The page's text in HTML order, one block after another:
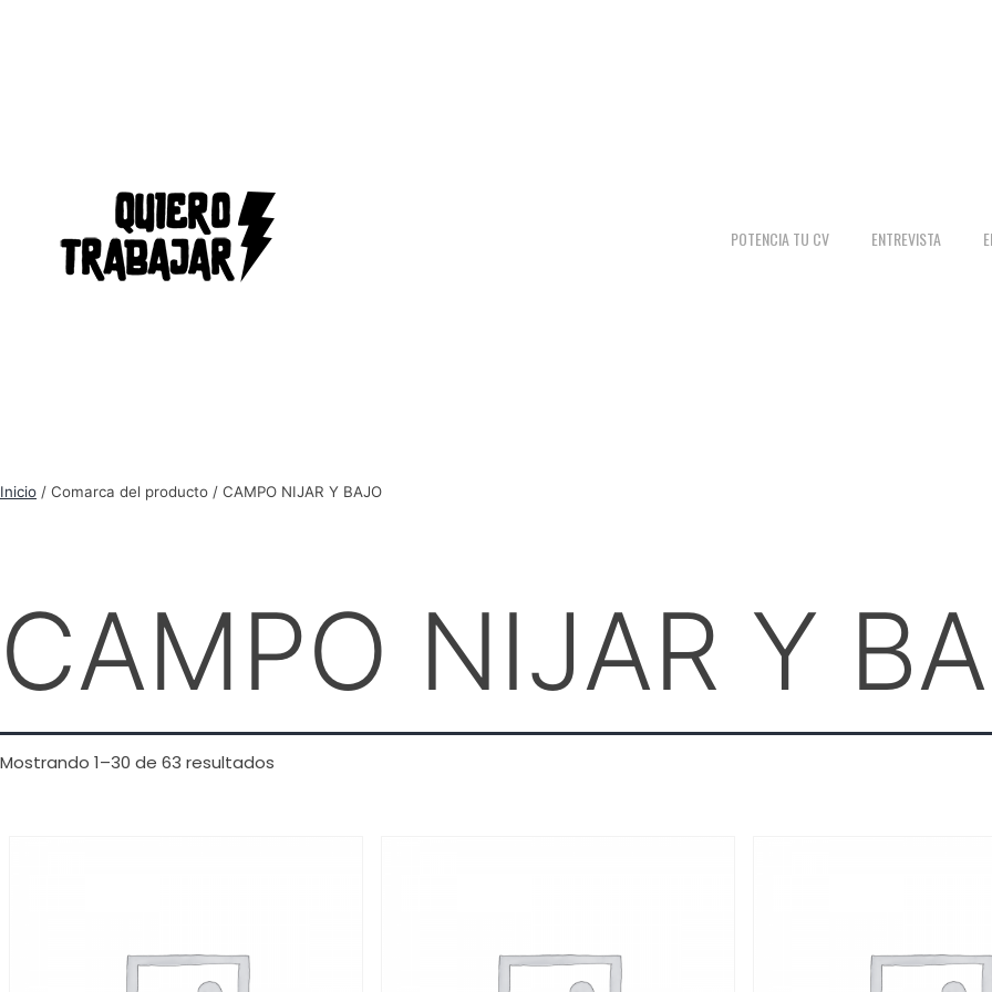
POTENCIA TU CV ENTREVISTA
Inicio / Comarca del producto / CAMPO NIJAR Y BAJO
CAMPO NIJAR Y
Mostrando 1–30 de 63 resultados